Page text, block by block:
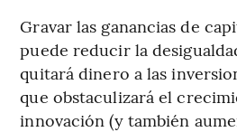
Gravar las ganancias de
puede reducir la
quitará dinero a las
que obstaculizará el
innovación (y también